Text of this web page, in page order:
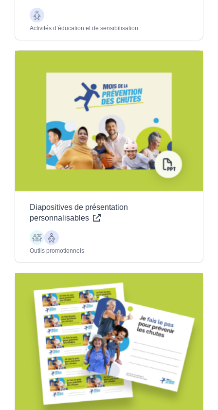
Aînés
Activités d’éducation et de sensibilisation
Diapositives de présentation
personnalisables
EnfantsAînés
Outils promotionnels